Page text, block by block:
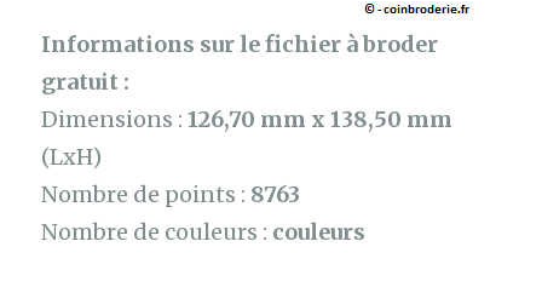
Informations sur le fichier à broder
gratuit :
Dimensions :126,70 mm x 138,50 mm
(LxH)
Nombre de points : 8763
Nombre de couleurs : couleurs